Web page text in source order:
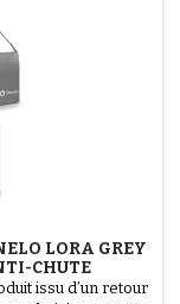
LORA GREY
CHUTE
issu d’un retour